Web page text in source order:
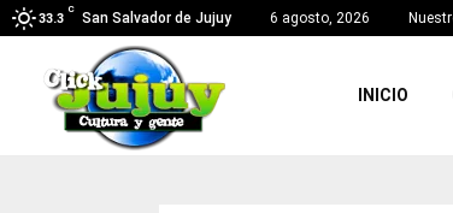
33.3
C
San Salvador de Jujuy 6 agosto, 2026
INICIO